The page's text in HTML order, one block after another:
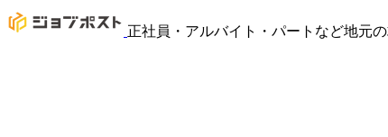
正社員・アルバイト・パートなど地元